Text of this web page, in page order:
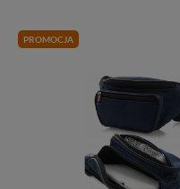
PROMOCJA